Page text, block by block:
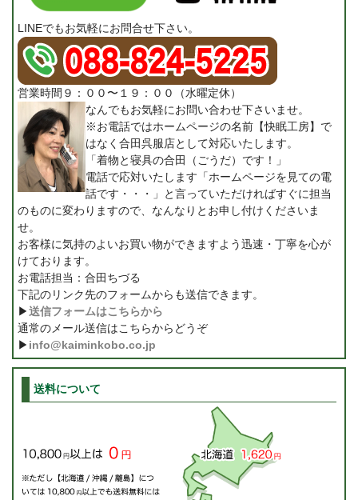
LINEでもお気軽にお問合せ下さい。
営業時間９：００〜１９：００（水曜定休）
なんでもお気軽にお問い合わせ下さいませ。
※お電話ではホームページの名前【快眠工房】で
はなく合田呉服店として対応いたします。
「着物と寝具の合田（ごうだ）です！」
電話で応対いたします「ホームページを見ての電
話です・・・」と言っていただければすぐに担当
のものに変わりますので、なんなりとお申し付けくださいま
せ。
お客様に気持のよいお買い物ができますよう迅速・丁寧を心が
けております。
お電話担当：合田ちづる
下記のリンク先のフォームからも送信できます。
▶送信フォームはこちらから
通常のメール送信はこちらからどうぞ
▶ info@kaiminkobo.co.jp
送料について